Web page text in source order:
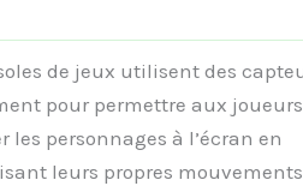
de jeux utilisent des
pour permettre aux
les personnages à l’écran en
leurs propres mouvements